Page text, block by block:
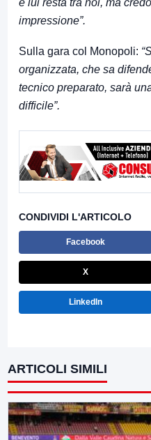
e lui resta tra noi, ma
impressione”.
Sulla gara col Monopoli:
organizzata, che sa
tecnico preparato, sarà
difficile”.
CONDIVIDI L'ARTICOLO
Facebook
X
LinkedIn
ARTICOLI SIMILI